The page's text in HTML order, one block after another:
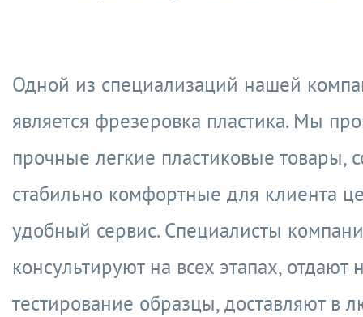
Одной из специализаций нашей
является фрезеровка пластика. Мы
прочные легкие пластиковые товары,
стабильно комфортные для клиента
удобный сервис. Специалисты
консультируют на всех этапах, отдают
тестирование образцы, доставляют в